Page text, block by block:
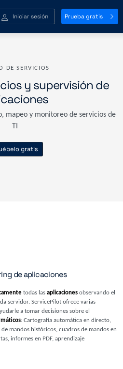
Iniciar sesión Prueba gratis
DE SERVICIOS
y supervisión de
mapeo y monitoreo de servicios de
TI
gratis
de aplicaciones
todas las aplicacionesobservando el
servidor. ServicePilot ofrece varias
a tomar decisiones sobre el
: Cartografía automática en directo,
mandos históricos, cuadros de mandos en
informes en PDF, aprendizaje